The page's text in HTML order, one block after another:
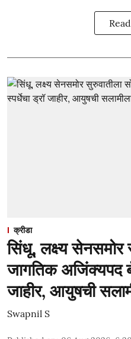
क्रीडा
सिंधू, लक्ष्य सेनसमोर
जागतिक अजिंक्यपद
जाहीर, आयुषची
Swapnil S